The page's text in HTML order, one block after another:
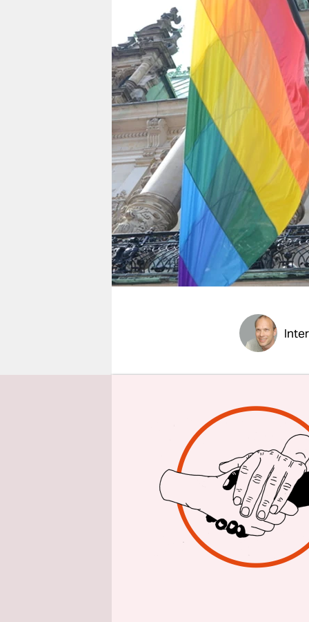
nord
wahrheit
verlag
verlag
veranstaltungen
shop
fragen & hilfe
unterstützen
abo
genossenschaft
taz: Herr
Manfred
50.000
alt sein.
solange
Warten
werden?
Wir